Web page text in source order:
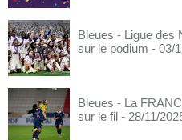
Bleues - Ligue des
sur le podium - 03/
Bleues - La
sur le fil - 28/11/